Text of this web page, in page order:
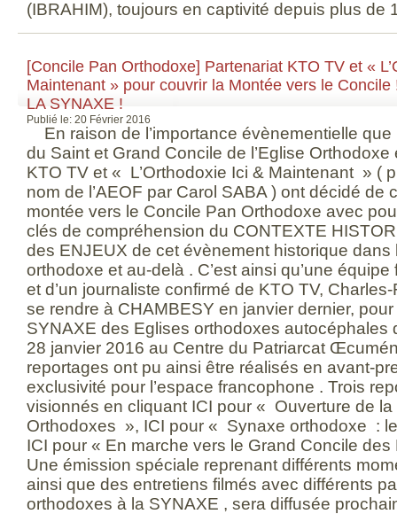
(IBRAHIM), toujours en captivité depuis plus de
[Concile Pan Orthodoxe] Partenariat KTO TV et «
Maintenant » pour couvrir la Montée vers le
LA SYNAXE !
Publié le: 20 Février 2016
En raison de l’importance évènementielle
du Saint et Grand Concile de l’Eglise
KTO TV et « L’Orthodoxie Ici & Maintenant » (
nom de l’AEOF par Carol SABA ) ont décidé de
montée vers le Concile Pan Orthodoxe avec
clés de compréhension du CONTEXTE
des ENJEUX de cet évènement historique dans
orthodoxe et au-delà . C’est ainsi qu’une
et d’un journaliste confirmé de KTO TV,
se rendre à CHAMBESY en janvier dernier,
SYNAXE des Eglises orthodoxes autocéphales
28 janvier 2016 au Centre du Patriarcat
reportages ont pu ainsi être réalisés en avant-
exclusivité pour l’espace francophone . Trois
visionnés en cliquant ICI pour « Ouverture de
Orthodoxes », ICI pour « Synaxe orthodoxe :
ICI pour « En marche vers le Grand Concile
Une émission spéciale reprenant différents
ainsi que des entretiens filmés avec différents
orthodoxes à la SYNAXE , sera diffusée